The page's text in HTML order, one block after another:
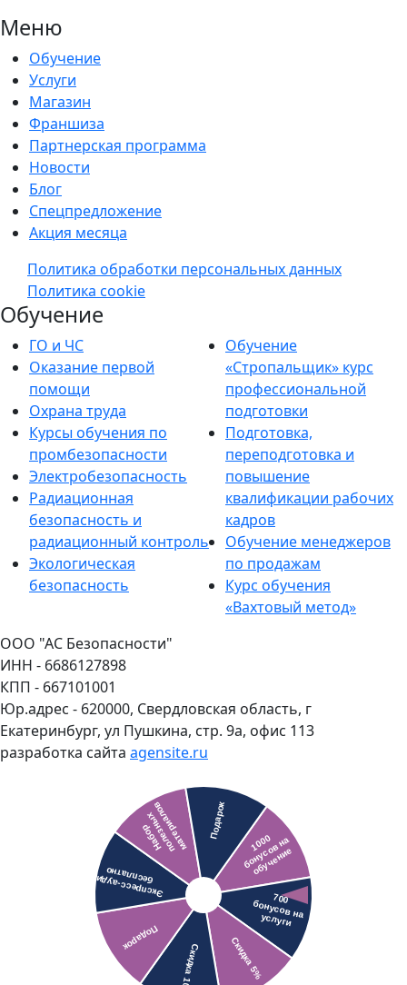
Меню
Обучение
Услуги
Магазин
Франшиза
Партнерская программа
Новости
Блог
Спецпредложение
Акция месяца
Политика обработки персональных данных
Политика cookie
Обучение
ГО и ЧС
Оказание первой
помощи
Охрана труда
Курсы обучения по
промбезопасности
Электробезопасность
Радиационная
безопасность и
радиационный контроль
Экологическая
безопасность
Обучение
«Стропальщик» курс
профессиональной
подготовки
Подготовка,
переподготовка и
повышение
квалификации рабочих
кадров
Обучение менеджеров
по продажам
Курс обучения
«Вахтовый метод»
ООО "АС Безопасности"
ИНН - 6686127898
КПП - 667101001
Юр.адрес - 620000, Свердловская область, г
Екатеринбург, ул Пушкина, стр. 9а, офис 113
разработка сайта agensite.ru